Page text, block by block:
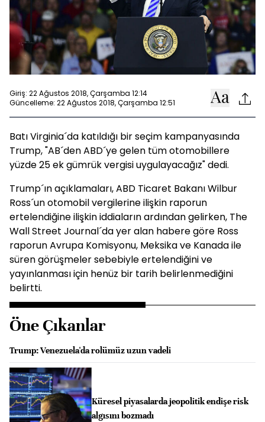
Giriş: 22 Ağustos 2018, Çarşamba 12:14
Güncelleme: 22 Ağustos 2018, Çarşamba 12:51
Batı Virginia´da katıldığı bir seçim kampanyasında
Trump, "AB´den ABD´ye gelen tüm otomobillere
yüzde 25 ek gümrük vergisi uygulayacağız" dedi.
Trump´ın açıklamaları, ABD Ticaret Bakanı Wilbur
Ross´un otomobil vergilerine ilişkin raporun
ertelendiğine ilişkin iddiaların ardından gelirken, The
Wall Street Journal´da yer alan habere göre Ross
raporun Avrupa Komisyonu, Meksika ve Kanada ile
süren görüşmeler sebebiyle ertelendiğini ve
yayınlanması için henüz bir tarih belirlenmediğini
belirtti.
Öne Çıkanlar
Trump: Venezuela'da rolümüz uzun vadeli
Küresel piyasalarda jeopolitik endişe risk
algısını bozmadı